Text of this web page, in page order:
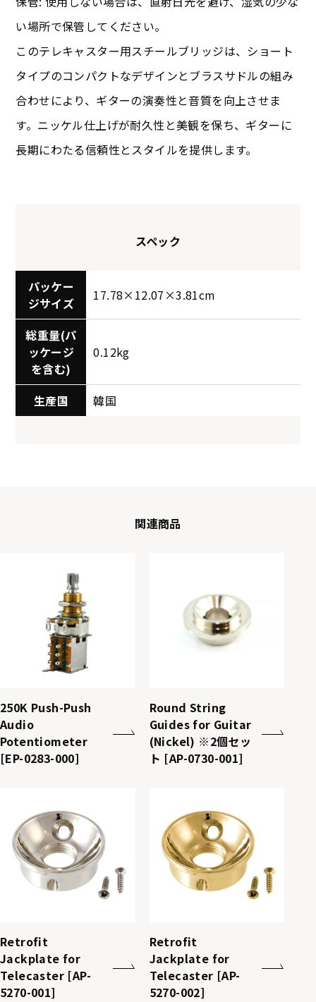
い場所で保管してください。
このテレキャスター用スチールブリッジは、ショート
タイプのコンパクトなデザインとブラスサドルの組み
合わせにより、ギターの演奏性と音質を向上させま
す。ニッケル仕上げが耐久性と美観を保ち、ギターに
長期にわたる信頼性とスタイルを提供します。
スペック
パッケー
ジサイズ
17.78×12.07×3.81cm
総重量(パ
ッケージ
を含む)
0.12kg
生産国 韓国
関連商品
250K Push-Push
Audio
Potentiometer
[EP-0283-000]
Round String
Guides for Guitar
(Nickel) ※2個セッ
ト [AP-0730-001]
Retrofit
Jackplate for
Telecaster [AP-
5270-001]
Retrofit
Jackplate for
Telecaster [AP-
5270-002]